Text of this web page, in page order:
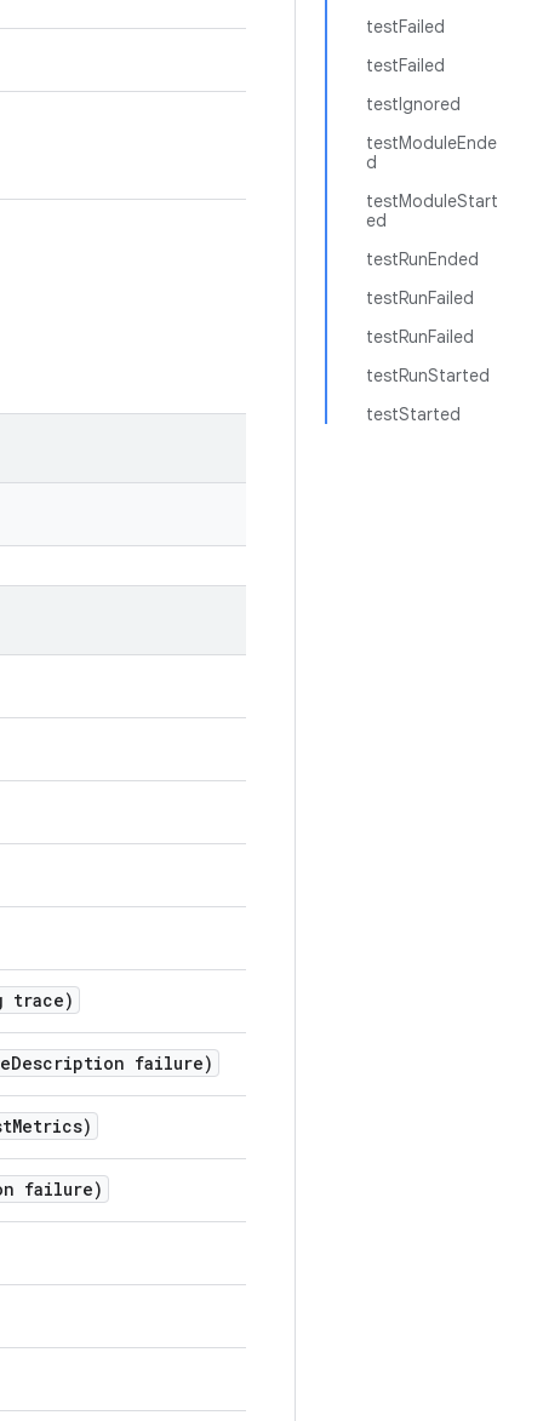
testFailed
testFailed
testIgnored
testModuleEnde
d
testModuleStart
ed
testRunEnded
testRunFailed
testRunFailed
testRunStarted
testStarted
trace)
Description failure)
Metrics)
failure)